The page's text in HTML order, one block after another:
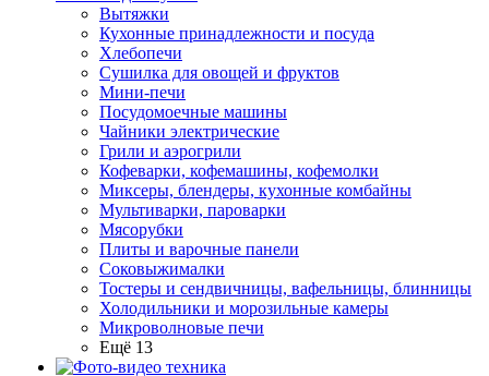
Вытяжки
Кухонные принадлежности и посуда
Хлебопечи
Сушилка для овощей и фруктов
Мини-печи
Посудомоечные машины
Чайники электрические
Грили и аэрогрили
Кофеварки, кофемашины, кофемолки
Миксеры, блендеры, кухонные комбайны
Мультиварки, пароварки
Мясорубки
Плиты и варочные панели
Соковыжималки
Тостеры и сендвичницы, вафельницы, блинницы
Холодильники и морозильные камеры
Микроволновые печи
Ещё 13